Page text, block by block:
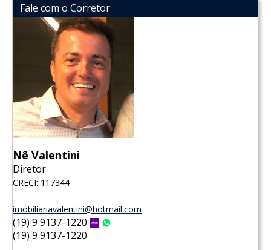
Fale com o Corretor
Nê Valentini
Diretor
CRECI: 117344
imobiliariavalentini@hotmail.com
(19) 9 9137-1220 Vivo
(19) 9 9137-1220